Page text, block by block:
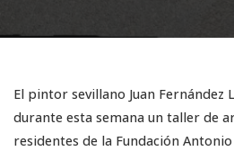
El pintor sevillano Juan Fernández
durante esta semana un taller de
residentes de la Fundación Antonio